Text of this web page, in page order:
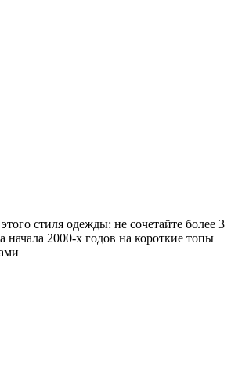
стиля одежды: не сочетайте более 3
2000-х годов на короткие топы